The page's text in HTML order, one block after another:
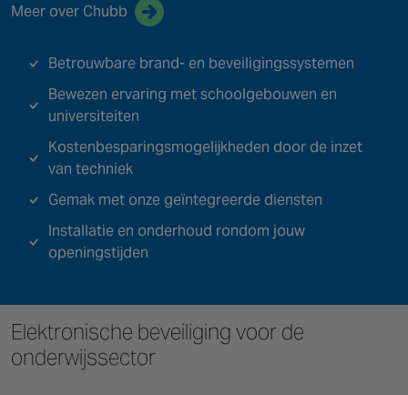
Meer over Chubb
Betrouwbare brand- en beveiligingssystemen
Bewezen ervaring met schoolgebouwen en
universiteiten
Kostenbesparingsmogelijkheden door de inzet
van techniek
Gemak met onze geïntegreerde diensten
Installatie en onderhoud rondom jouw
openingstijden
Elektronische beveiliging voor de
onderwijssector